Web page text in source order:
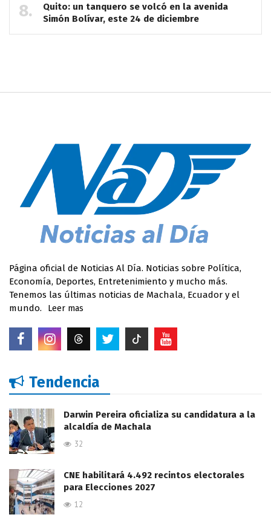
Quito: un tanquero se volcó en la avenida
Simón Bolívar, este 24 de diciembre
Página oficial de Noticias Al Día. Noticias sobre Política,
Economía, Deportes, Entretenimiento y mucho más.
Tenemos las últimas noticias de Machala, Ecuador y el
mundo.
Leer mas
Tendencia
Darwin Pereira oficializa su candidatura a la
alcaldía de Machala
32
CNE habilitará 4.492 recintos electorales
para Elecciones 2027
12